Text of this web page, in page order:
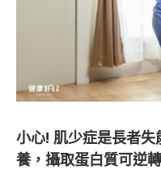
小心! 肌少症是長者
養，攝取蛋白質可逆